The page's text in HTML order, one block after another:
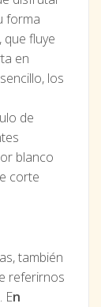
forma
que fluye
en
los
de
blanco
corte
también
referirnos
En